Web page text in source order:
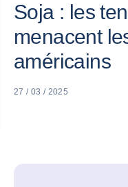
Soja : les
menacent
américains
27 / 03 / 2025